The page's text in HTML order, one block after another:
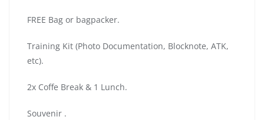
FREE Bag or bagpacker.
Training Kit (Photo Documentation, Blocknote, ATK,
etc).
2x Coffe Break & 1 Lunch.
Souvenir .